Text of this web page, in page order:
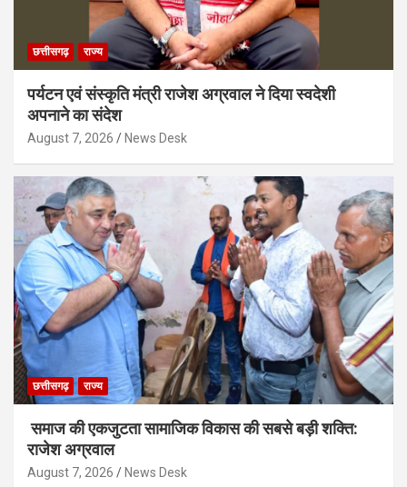
छत्तीसगढ़ राज्य
पर्यटन एवं संस्कृति मंत्री राजेश अग्रवाल ने दिया स्वदेशी
अपनाने का संदेश
August 7, 2026 News Desk
छत्तीसगढ़ राज्य
समाज की एकजुटता सामाजिक विकास की सबसे बड़ी शक्ति:
राजेश अग्रवाल
August 7, 2026 News Desk